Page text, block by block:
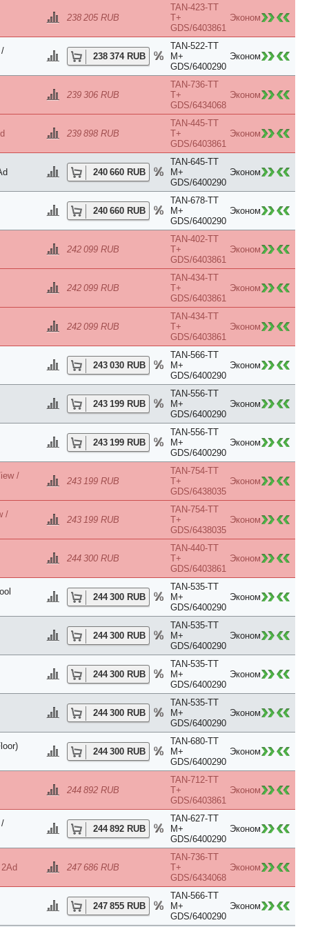
(Ex. PALUMBOREEF BEACH RESORT) 5*
5*
238 205 RUB
TAN-423-TT
T+
GDS/6403861
Эконом
238 374 RUB
TAN-522-TT
M+
GDS/6400290
Эконом
239 306 RUB
TAN-736-TT
T+
GDS/6434068
Эконом
239 898 RUB
TAN-445-TT
T+
GDS/6403861
Эконом
240 660 RUB
TAN-645-TT
M+
GDS/6400290
Эконом
240 660 RUB
TAN-678-TT
M+
GDS/6400290
Эконом
242 099 RUB
TAN-402-TT
T+
GDS/6403861
Эконом
242 099 RUB
TAN-434-TT
T+
GDS/6403861
Эконом
242 099 RUB
TAN-434-TT
T+
GDS/6403861
Эконом
243 030 RUB
TAN-566-TT
M+
GDS/6400290
Эконом
243 199 RUB
TAN-556-TT
M+
GDS/6400290
Эконом
243 199 RUB
TAN-556-TT
M+
GDS/6400290
Эконом
/
243 199 RUB
TAN-754-TT
T+
GDS/6438035
Эконом
/
243 199 RUB
TAN-754-TT
T+
GDS/6438035
Эконом
244 300 RUB
TAN-440-TT
T+
GDS/6403861
Эконом
244 300 RUB
TAN-535-TT
M+
GDS/6400290
Эконом
244 300 RUB
TAN-535-TT
M+
GDS/6400290
Эконом
244 300 RUB
TAN-535-TT
M+
GDS/6400290
Эконом
244 300 RUB
TAN-535-TT
M+
GDS/6400290
Эконом
244 300 RUB
TAN-680-TT
M+
GDS/6400290
Эконом
244 892 RUB
TAN-712-TT
T+
GDS/6403861
Эконом
244 892 RUB
TAN-627-TT
M+
GDS/6400290
Эконом
247 686 RUB
TAN-736-TT
T+
GDS/6434068
Эконом
247 855 RUB
TAN-566-TT
M+
GDS/6400290
Эконом